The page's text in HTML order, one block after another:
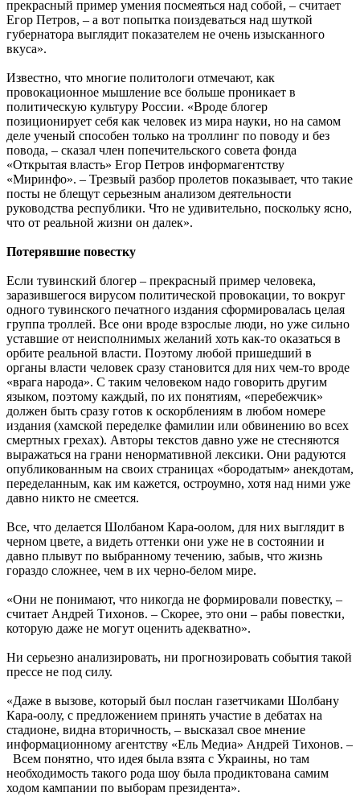
прекрасный пример умения посмеяться над собой, – считает
Егор Петров, – а вот попытка поиздеваться над шуткой
губернатора выглядит показателем не очень изысканного
вкуса».
Известно, что многие политологи отмечают, как
провокационное мышление все больше проникает в
политическую культуру России. «Вроде блогер
позиционирует себя как человек из мира науки, но на самом
деле ученый способен только на троллинг по поводу и без
повода, – сказал член попечительского совета фонда
«Открытая власть» Егор Петров информагентству
«Миринфо». – Трезвый разбор пролетов показывает, что такие
посты не блещут серьезным анализом деятельности
руководства республики. Что не удивительно, поскольку ясно,
что от реальной жизни он далек».
Потерявшие повестку
Если тувинский блогер – прекрасный пример человека,
заразившегося вирусом политической провокации, то вокруг
одного тувинского печатного издания сформировалась целая
группа троллей. Все они вроде взрослые люди, но уже сильно
уставшие от неисполнимых желаний хоть как-то оказаться в
орбите реальной власти. Поэтому любой пришедший в
органы власти человек сразу становится для них чем-то вроде
«врага народа». С таким человеком надо говорить другим
языком, поэтому каждый, по их понятиям, «перебежчик»
должен быть сразу готов к оскорблениям в любом номере
издания (хамской переделке фамилии или обвинению во всех
смертных грехах). Авторы текстов давно уже не стесняются
выражаться на грани ненормативной лексики. Они радуются
опубликованным на своих страницах «бородатым» анекдотам,
переделанным, как им кажется, остроумно, хотя над ними уже
давно никто не смеется.
Все, что делается Шолбаном Кара-оолом, для них выглядит в
черном цвете, а видеть оттенки они уже не в состоянии и
давно плывут по выбранному течению, забыв, что жизнь
гораздо сложнее, чем в их черно-белом мире.
«Они не понимают, что никогда не формировали повестку, –
считает Андрей Тихонов. – Скорее, это они – рабы повестки,
которую даже не могут оценить адекватно».
Ни серьезно анализировать, ни прогнозировать события такой
прессе не под силу.
«Даже в вызове, который был послан газетчиками Шолбану
Кара-оолу, с предложением принять участие в дебатах на
стадионе, видна вторичность, – высказал свое мнение
информационному агентству «Ель Медиа» Андрей Тихонов. –
Всем понятно, что идея была взята с Украины, но там
необходимость такого рода шоу была продиктована самим
ходом кампании по выборам президента».